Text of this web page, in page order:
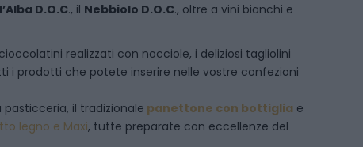
D.O.C., il Nebbiolo D.O.C., oltre a vini bianchi e
realizzati con nocciole, i deliziosi tagliolini
i prodotti che potete inserire nelle vostre confezioni
il tradizionale panettone con bottiglia e
legno e Maxi, tutte preparate con eccellenze del